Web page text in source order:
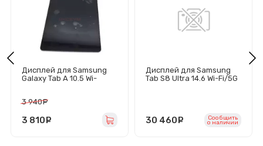
Дисплей для Samsung
Galaxy Tab A 10.5 Wi-
3 940
3 810
Дисплей для Samsung
Tab S8 Ultra 14.6 Wi-Fi/5G
30 460 руб.
Сообщить
o наличии